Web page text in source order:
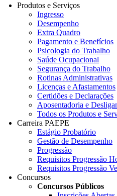
Produtos e Serviços
Ingresso
Desempenho
Extra Quadro
Pagamento e Benefícios
Psicologia do Trabalho
Saúde Ocupacional
Segurança do Trabalho
Rotinas Administrativas
Licenças e Afastamentos
Certidões e Declarações
Aposentadoria e
Todos os Produtos e
Carreira PAEPE
Estágio Probatório
Gestão de Desempenho
Progressão
Requisitos Progressão
Requisitos Progressão
Concursos
Concursos Públicos